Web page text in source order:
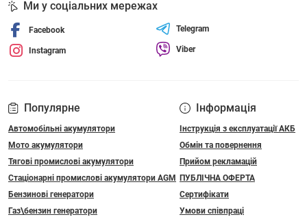
Популярне
Автомобільні акумулятори
Мото акумулятори
Тягові промислові акумулятори
Стаціонарні промислові акумулятори АGM
Бензинові генератори
Газ\бензин генератори
Інформація
Інструкція з експлуатації АКБ
Обмін та повернення
Прийом рекламацій
ПУБЛІЧНА ОФЕРТА
Сертифікати
Умови співпраці
Ми у соціальних мережах
Facebook
Instagram
Telegram
Viber